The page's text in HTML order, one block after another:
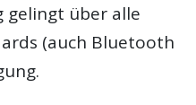
gelingt über alle
(auch Bluetooth